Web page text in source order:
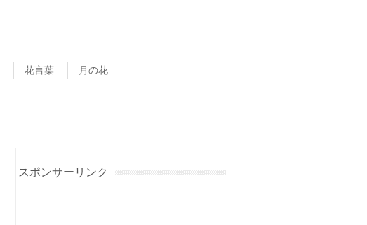
花言葉
月の花
スポンサーリンク